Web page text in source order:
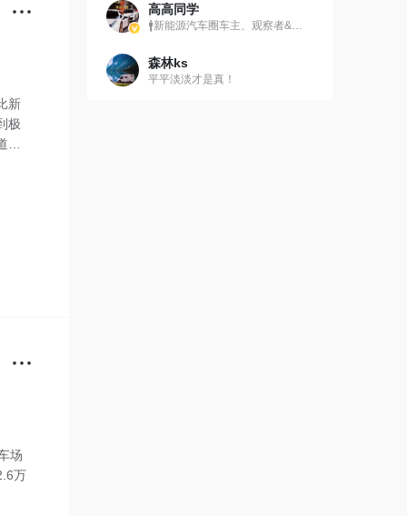
新
极
场
万
高高同学
🚹新能源汽车圈车主、观察者&分享博主👀 ❇️小鹏P7车主、北京汽车（EV）车主、鹏友会主理人 💹新能源汽车资讯｜自驾攻略｜拍车日常
森林ks
平平淡淡才是真！